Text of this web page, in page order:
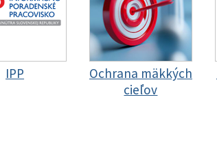
IPP
Ochrana mäkkých
cieľov